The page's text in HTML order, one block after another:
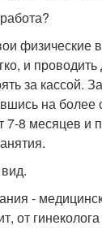
физические
и проводить
за кассой.
на
8 месяцев и
-
от